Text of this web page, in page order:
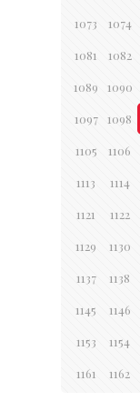
1073 1074
1081 1082
1089 1090
1097 1098
1105 1106
1113 1114
1121 1122
1129 1130
1137 1138
1145 1146
1153 1154
1161 1162